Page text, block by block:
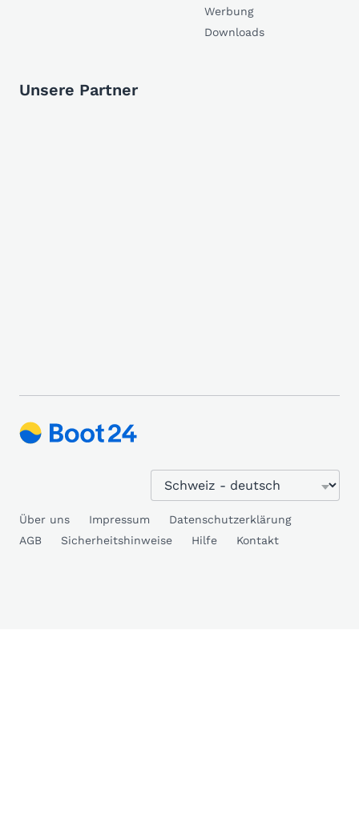
Werbung
Downloads
Unsere Partner
Über uns Impressum
Datenschutzerklärung
AGB
Sicherheitshinweise Hilfe Kontakt